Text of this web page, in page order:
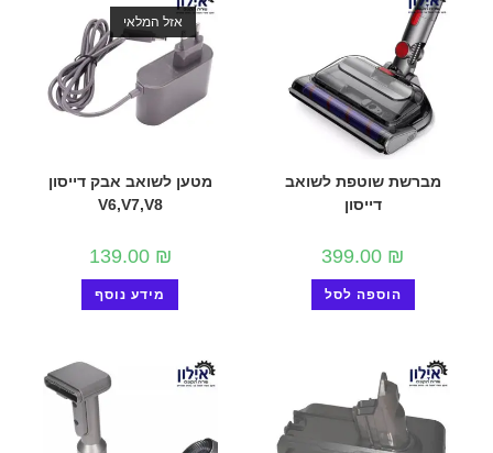
מברשת שוטפת לשואב
דייסון
399.00 ₪
הוספה לסל
אזל המלאי
מטען לשואב אבק דייסון
V6,V7,V8
139.00 ₪
מידע נוסף